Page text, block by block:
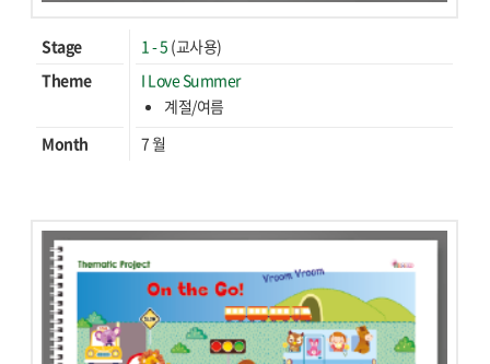
Stage 1 - 5 (교사용)
Theme
I Love Summer
계절/여름
Month
7 월